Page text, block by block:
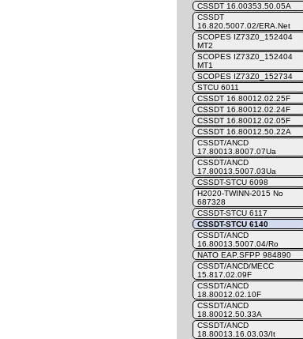
CSSDT 16.00353.50.05A
CSSDT
16.820.5007.02/ERA.Net
SCOPES IZ73Z0_152404
MT2
SCOPES IZ73Z0_152404
MT1
SCOPES IZ73Z0_152734
STCU 6011
CSSDT 16.80012.02.25F
CSSDT 16.80012.02.24F
CSSDT 16.80012.02.05F
CSSDT 16.80012.50.22A
CSSDT/ANCD
17.80013.8007.07Ua
CSSDT/ANCD
17.80013.5007.03Ua
CSSDT-STCU 6098
H2020-TWINN-2015 No
687328
CSSDT-STCU 6117
CSSDT-STCU 6140
CSSDT/ANCD
16.80013.5007.04/Ro
NATO EAP.SFPP 984890
CSSDT/ANCD/MECC
15.817.02.09F
CSSDT/ANCD
18.80012.02.10F
CSSDT/ANCD
18.80012.50.33A
CSSDT/ANCD
18.80013.16.03.03/It